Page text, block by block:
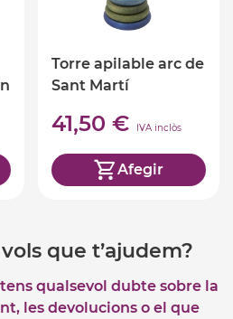
Torre apilable arc de
Sant Martí
41,50 € IVA inclòs
Afegir
que t’ajudem?
qualsevol dubte sobre la
les devolucions o el que